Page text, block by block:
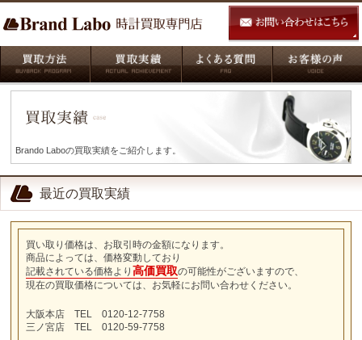
Brando Laboの買取実績をご紹介します。
最近の買取実績
買い取り価格は、お取引時の金額になります。
商品によっては、価格変動しており
記載されている価格より 高価買取の可能性がございますので、
現在の買取価格については、お気軽にお問い合わせください。
大阪本店 TEL 0120-12-7758
三ノ宮店 TEL 0120-59-7758